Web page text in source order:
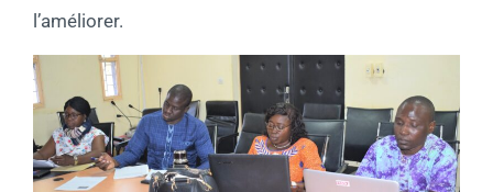
l’améliorer.